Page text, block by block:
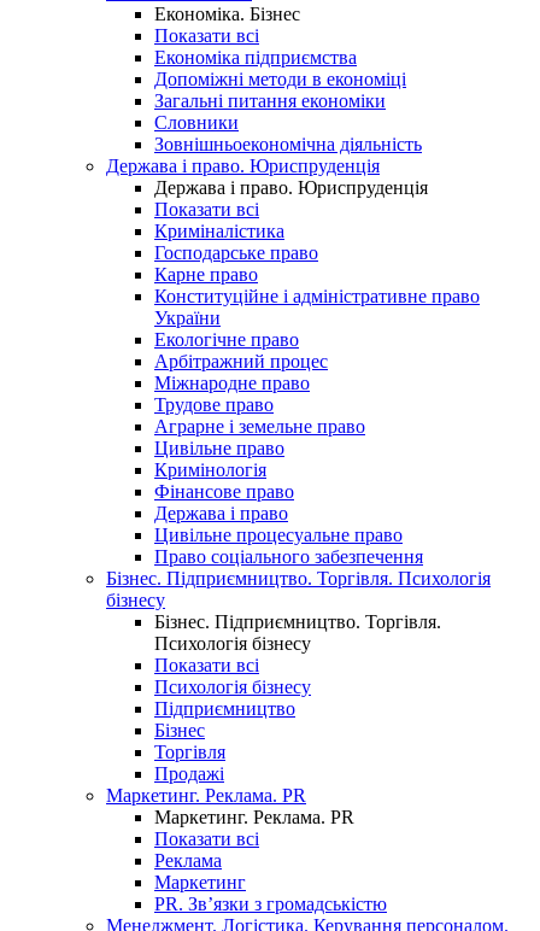
Економіка. Бізнес
Показати всі
Економіка підприємства
Допоміжні методи в економіці
Загальні питання економіки
Словники
Зовнішньоекономічна діяльність
Держава і право. Юриспруденція
Держава і право. Юриспруденція
Показати всі
Криміналістика
Господарське право
Карне право
Конституційне і адміністративне право
України
Екологічне право
Арбітражний процес
Міжнародне право
Трудове право
Аграрне і земельне право
Цивільне право
Кримінологія
Фінансове право
Держава і право
Цивільне процесуальне право
Право соціального забезпечення
Бізнес. Підприємництво. Торгівля. Психологія
бізнесу
Бізнес. Підприємництво. Торгівля.
Психологія бізнесу
Показати всі
Психологія бізнесу
Підприємництво
Бізнес
Торгівля
Продажі
Маркетинг. Реклама. PR
Маркетинг. Реклама. PR
Показати всі
Реклама
Маркетинг
PR. Зв’язки з громадськістю
Менеджмент. Логістика. Керування персоналом.